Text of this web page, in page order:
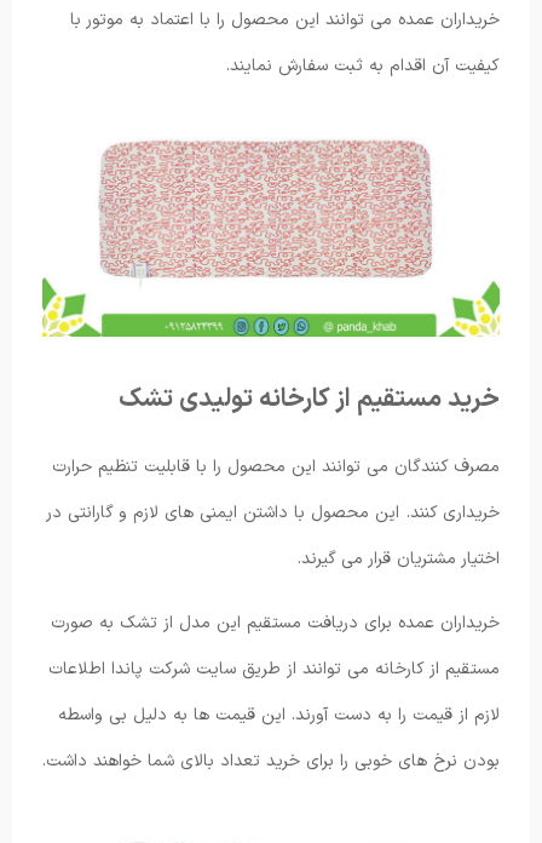
خریداران عمده می ‌توانند این محصول را با اعتماد به موتور با
کیفیت آن اقدام به ثبت سفارش نمایند.
خرید مستقیم از کارخانه تولیدی تشک
مصرف کنندگان می ‌توانند این محصول را با قابلیت تنظیم حرارت
خریداری کنند. این محصول با داشتن ایمنی های لازم و گارانتی در
اختیار مشتریان قرار می ‌گیرند.
خریداران عمده برای دریافت مستقیم این مدل از تشک به صورت
مستقیم از کارخانه می ‌توانند از طریق سایت شرکت پاندا اطلاعات
لازم از قیمت را به دست آورند. این قیمت ها به دلیل بی واسطه
بودن نرخ های خوبی را برای خرید تعداد بالای شما خواهند داشت.